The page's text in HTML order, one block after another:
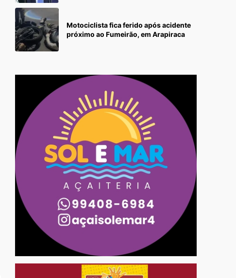
Motociclista fica ferido após acidente
próximo ao Fumeirão, em Arapiraca